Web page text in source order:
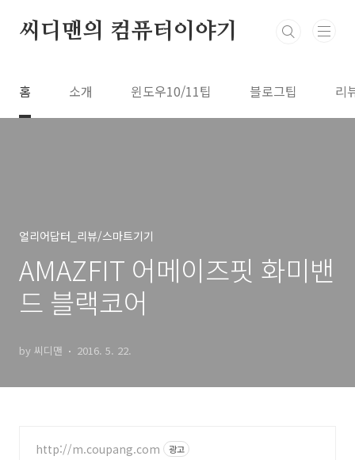
씨디맨의 컴퓨터이야기
홈 소개 윈도우10/11팁 블로그팁 리
얼리어답터_리뷰/스마트기기
AMAZFIT 어메이즈핏 화미밴
드 블랙코어
by 씨디맨 2016. 5. 22.
http://m.coupang.com 광고